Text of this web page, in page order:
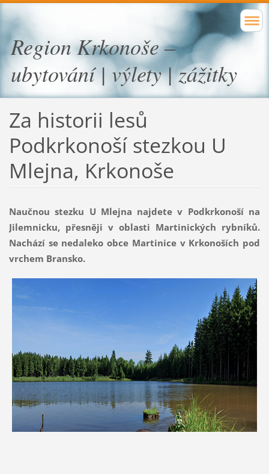
Region Krkonoše –
ubytování | výlety | zážitky
Za historii lesů
Podkrkonoší stezkou U
Mlejna, Krkonoše
Naučnou stezku U Mlejna najdete v Podkrkonoší na
Jilemnicku, přesněji v oblasti Martinických rybníků.
Nachází se nedaleko obce Martinice v Krkonoších pod
vrchem Bransko.